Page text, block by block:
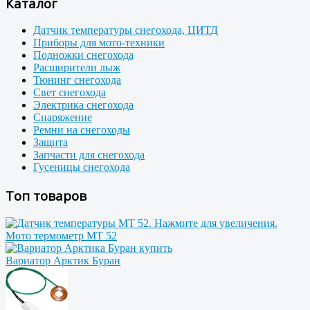
Датчик температуры снегохода, ЦИТД
Приборы для мото-техники
Подножки снегохода
Расширители лыж
Тюнинг снегохода
Свет снегохода
Электрика снегохода
Снаряжение
Ремни на снегоходы
Защита
Запчасти для снегохода
Гусеницы снегохода
Топ товаров
Мото термометр МТ 52
Вариатор Арктик Буран